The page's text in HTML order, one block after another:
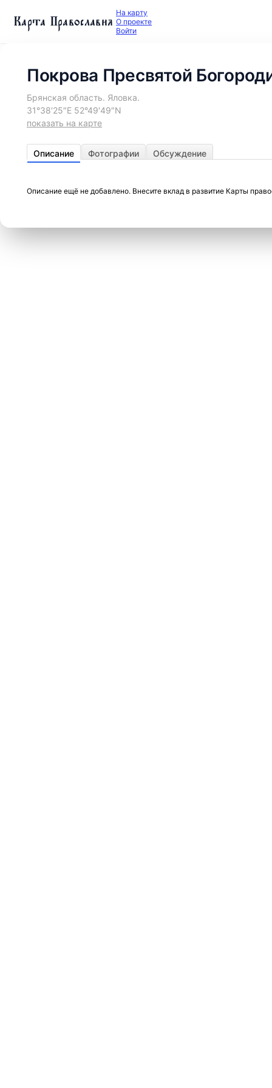
Карта Православия На карту
О проекте
Войти
Покрова Пресвятой
Брянская область. Яловка.
31°38′25″E 52°49′49″N
показать на карте
Описание Фотографии Обсуждение
Описание ещё не добавлено. Внесите вклад в развитие Карты